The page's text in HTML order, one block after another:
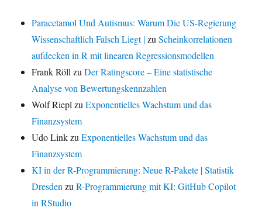
Paracetamol Und Autismus: Warum Die US-Regierung
Wissenschaftlich Falsch Liegt |zuScheinkorrelationen
aufdecken in R mit linearen Regressionsmodellen
Frank Röll zuDer Ratingscore – Eine statistische
Analyse von Bewertungskennzahlen
Wolf Riepl zuExponentielles Wachstum und das
Finanzsystem
Udo LinkzuExponentielles Wachstum und das
Finanzsystem
KI in der R-Programmierung: Neue R-Pakete | Statistik
Dresden zuR-Programmierung mit KI: GitHub Copilot
in RStudio